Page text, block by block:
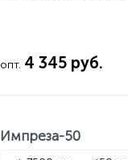
опт. 4 345 руб.
Импреза-50